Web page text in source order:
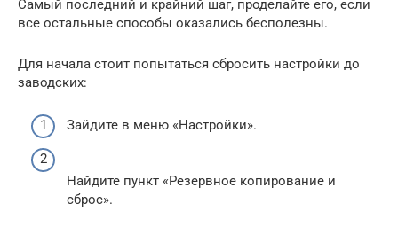
Самый последний и крайний шаг, проделайте его, если
все остальные способы оказались бесполезны.
Для начала стоит попытаться сбросить настройки до
заводских:
Зайдите в меню «Настройки».
Найдите пункт «Резервное копирование и
сброс».